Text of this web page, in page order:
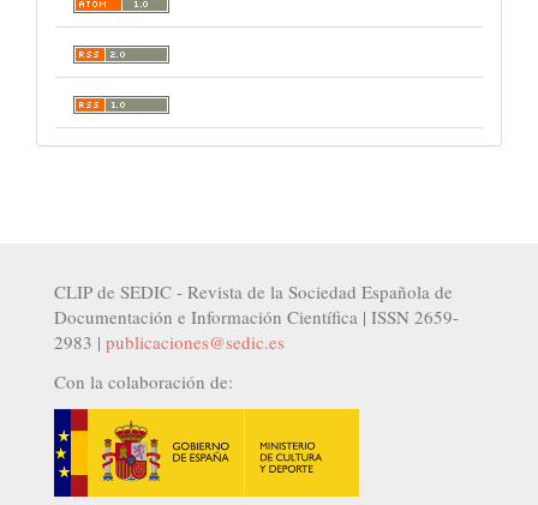
CLIP de SEDIC - Revista de la Sociedad Española de
Documentación e Información Científica | ISSN 2659-
2983 | publicaciones@sedic.es
Con la colaboración de: